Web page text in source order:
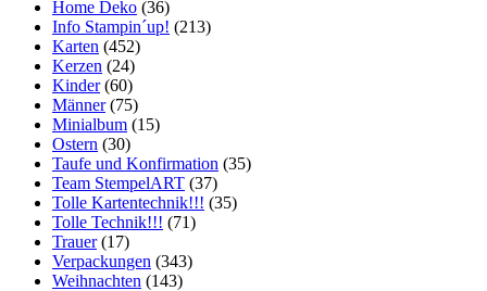
Home Deko (36)
Info Stampin´up! (213)
Karten (452)
Kerzen (24)
Kinder(60)
Männer(75)
Minialbum (15)
Ostern (30)
Taufe und Konfirmation (35)
Team StempelART (37)
Tolle Kartentechnik!!! (35)
Tolle Technik!!! (71)
Trauer(17)
Verpackungen (343)
Weihnachten (143)